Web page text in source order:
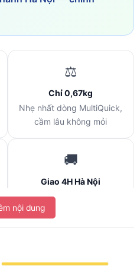
⚖️
Chỉ 0,67kg
Nhẹ nhất dòng MultiQuick,
cầm lâu không mỏi
🚚
Giao 4H Hà Nội
Chính hãng, xuất VAT
là bản “điểm vào” của
nội dung